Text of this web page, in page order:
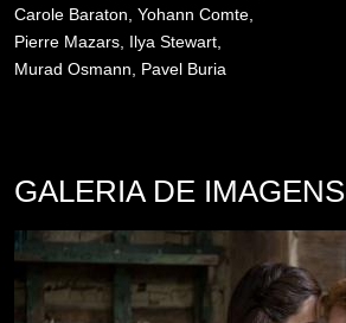
Carole Baraton, Yohann Comte,
Pierre Mazars, Ilya Stewart,
Murad Osmann, Pavel Buria
GALERIA DE IMAGENS